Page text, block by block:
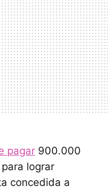
pagar 900.000
lograr
concedida a